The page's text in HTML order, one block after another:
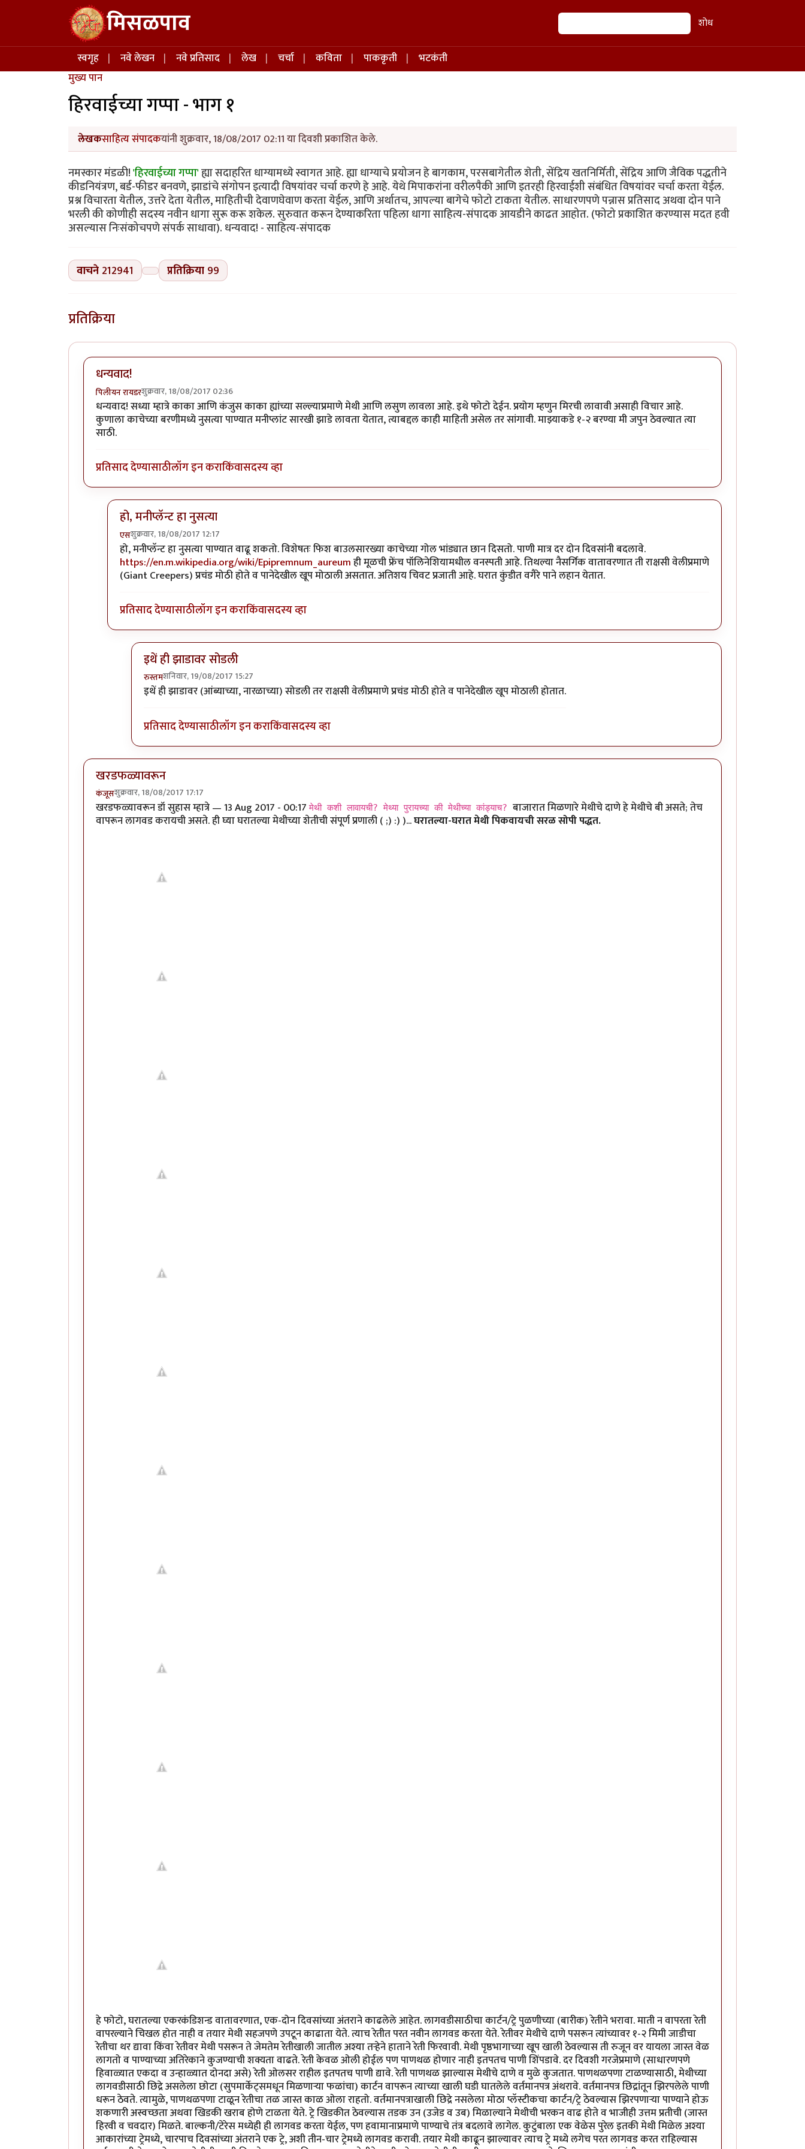
Skip to main content मिसळपाव शोध शोध
Main navigation
स्वगृह नवे लेखन नवे प्रतिसाद लेख चर्चा कविता पाककृती
भटकंती
मुख्य पान
हिरवाईच्या गप्पा - भाग १
लेखकसाहित्य संपादकयांनी शुक्रवार, 18/08/2017 02:11 या दिवशी प्रकाशित केले.
नमस्कार मंडळी!'हिरवाईच्या गप्पा'ह्या सदाहरित धाग्यामध्ये स्वागत आहे. ह्या धाग्याचे प्रयोजन हे बागकाम, परसबागेतील शेती, सेंद्रिय खतनिर्मिती, सेंद्रिय आणि जैविक पद्धतीने
कीडनियंत्रण, बर्ड-फीडर बनवणे, झाडांचे संगोपन इत्यादी विषयांवर चर्चा करणे हे आहे. येथे मिपाकरांना वरीलपैकी आणि इतरही हिरवाईशी संबंधित विषयांवर चर्चा करता येईल.
प्रश्न विचारता येतील, उत्तरे देता येतील, माहितीची देवाणघेवाण करता येईल, आणि अर्थातच, आपल्या बागेचे फोटो टाकता येतील. साधारणपणे पन्नास प्रतिसाद अथवा दोन पाने
भरली की कोणीही सदस्य नवीन धागा सुरू करू शकेल. सुरुवात करून देण्याकरिता पहिला धागा साहित्य-संपादक आयडीने काढत आहोत. (फोटो प्रकाशित करण्यास मदत हवी
असल्यास निःसंकोचपणे संपर्क साधावा). धन्यवाद! - साहित्य-संपादक
वाचने 212941 प्रतिक्रिया 99
प्रतिक्रिया
धन्यवाद!
पिलीयन रायडरशुक्रवार, 18/08/2017 02:36
धन्यवाद! सध्या म्हात्रे काका आणि कंजुस काका ह्यांच्या सल्ल्याप्रमाणे मेथी आणि लसुण लावला आहे. इथे फोटो देईन. प्रयोग म्हणुन मिरची लावावी असाही विचार आहे.
कुणाला काचेच्या बरणीमध्ये नुसत्या पाण्यात मनीप्लांट सारखी झाडे लावता येतात, त्याबद्दल काही माहिती असेल तर सांगावी. माझ्याकडे १-२ बरण्या मी जपुन ठेवल्यात त्या
साठी.
प्रतिसाद देण्यासाठीलॉग इन कराकिंवासदस्य व्हा
हो, मनीप्लॅन्ट हा नुसत्या
एसशुक्रवार, 18/08/2017 12:17
In reply toधन्यवाद!byपिलीयन रायडर
हो, मनीप्लॅन्ट हा नुसत्या पाण्यात वाढू शकतो. विशेषतः फिश बाउलसारख्या काचेच्या गोल भांड्यात छान दिसतो. पाणी मात्र दर दोन दिवसांनी बदलावे.
https://en.m.wikipedia.org/wiki/Epipremnum_aureumही मूळची फ्रेंच पॉलिनेशियामधील वनस्पती आहे. तिथल्या नैसर्गिक वातावरणात ती राक्षसी वेलीप्रमाणे
(Giant Creepers) प्रचंड मोठी होते व पानेदेखील खूप मोठाली असतात. अतिशय चिवट प्रजाती आहे. घरात कुंडीत वगैरे पाने लहान येतात.
प्रतिसाद देण्यासाठीलॉग इन कराकिंवासदस्य व्हा
इथें ही झाडावर सोडली
रुस्तमशनिवार, 19/08/2017 15:27
In reply toहो, मनीप्लॅन्ट हा नुसत्याbyएस
इथें ही झाडावर (आंब्याच्या, नारळाच्या) सोडली तर राक्षसी वेलीप्रमाणे प्रचंड मोठी होते व पानेदेखील खूप मोठाली होतात.
प्रतिसाद देण्यासाठीलॉग इन कराकिंवासदस्य व्हा
खरडफळ्यावरून
कंजूसशुक्रवार, 18/08/2017 17:17
खरडफळ्यावरून डॉ सुहास म्हात्रे — 13 Aug 2017 - 00:17मेथी कशी लावायची? मेथ्या पुरायच्या की मेथीच्या कांड्याच? बाजारात मिळणारे मेथीचे दाणे हे मेथीचे बी असते; तेच
वापरून लागवड करायची असते. ही घ्या घरातल्या मेथीच्या शेतीची संपूर्ण प्रणाली ( ;) :) )...घरातल्या-घरात मेथी पिकवायची सरळ सोपी पद्धत.
हे फोटो, घरातल्या एकरकंडिशन्ड वातावरणात, एक-दोन दिवसांच्या अंतराने काढलेले आहेत. लागवडीसाठीचा कार्टन/ट्रे पुळणीच्या (बारीक) रेतीने भरावा. माती न वापरता रेती
वापरल्याने चिखल होत नाही व तयार मेथी सहजपणे उपटून काढाता येते. त्याच रेतीत परत नवीन लागवड करता येते. रेतीवर मेथीचे दाणे पसरून त्यांच्यावर १-२ मिमी जाडीचा
रेतीचा थर द्यावा किंवा रेतीवर मेथी पसरून ते जेमतेम रेतीखाली जातील अश्या तर्‍हेने हाताने रेती फिरवावी. मेथी पृष्ठभागाच्या खूप खाली ठेवल्यास ती रुजून वर यायला जास्त वेळ
लागतो व पाण्याच्या अतिरेकाने कुजण्याची शक्यता वाढते. रेती केवळ ओली होईल पण पाणथळ होणार नाही इतपतच पाणी शिंपडावे. दर दिवशी गरजेप्रमाणे (साधारणपणे
हिवाळ्यात एकदा व उन्हाळ्यात दोनदा असे) रेती ओलसर राहील इतपतच पाणी द्यावे. रेती पाणथळ झाल्यास मेथीचे दाणे व मुळे कुजतात. पाणथळपणा टाळण्यासाठी, मेथीच्या
लागवडीसाठी छिद्रे असलेला छोटा (सुपमार्केट्समधून मिळणार्‍या फळांचा) कार्टन वापरून त्याच्या खाली घडी घातलेले वर्तमानपत्र अंथरावे. वर्तमानपत्र छिद्रांतून झिरपलेले पाणी
धरून ठेवते. त्यामुळे, पाणथळपणा टाळून रेतीचा तळ जास्त काळ ओला राहतो. वर्तमानपत्राखाली छिद्रे नसलेला मोठा प्लॅस्टीकचा कार्टन/ट्रे ठेवल्यास झिरपणार्‍या पाण्याने होऊ
शकणारी अस्वच्छता अथवा खिडकी खराब होणे टाळता येते. ट्रे खिडकीत ठेवल्यास तडक उन (उजेड व उब) मिळाल्याने मेथीची भरकन वाढ होते व भाजीही उत्तम प्रतीची (जास्त
हिरवी व चवदार) मिळते. बाल्कनी/टेरेस मध्येही ही लागवड करता येईल, पण हवामानाप्रमाणे पाण्याचे तंत्र बदलावे लागेल. कुटुंबाला एक वेळेस पुरेल इतकी मेथी मिळेल अश्या
आकारांच्या ट्रेमध्ये, चारपाच दिवसांच्या अंतराने एक ट्रे, अशी तीन-चार ट्रेमध्ये लागवड करावी. तयार मेथी काढून झाल्यावर त्याच ट्रे मध्ये लगेच परत लागवड करत राहिल्यास